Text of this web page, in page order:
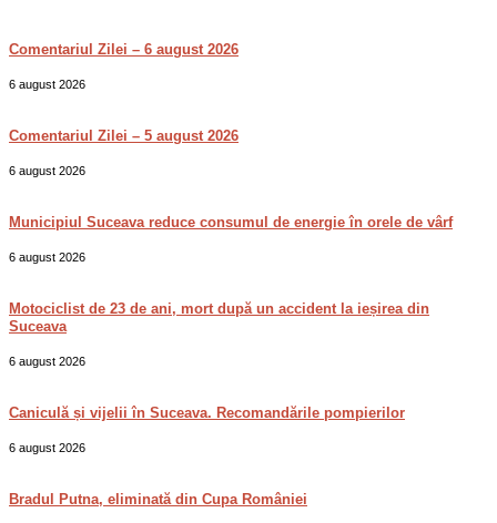
Comentariul Zilei – 6 august 2026
6 august 2026
Comentariul Zilei – 5 august 2026
6 august 2026
Municipiul Suceava reduce consumul de energie în orele de vârf
6 august 2026
Motociclist de 23 de ani, mort după un accident la ieșirea din
Suceava
6 august 2026
Caniculă și vijelii în Suceava. Recomandările pompierilor
6 august 2026
Bradul Putna, eliminată din Cupa României